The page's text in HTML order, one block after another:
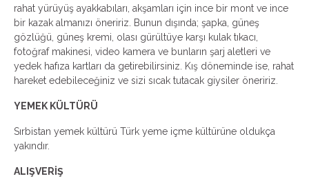
rahat yürüyüş ayakkabıları, akşamları için ince bir mont ve ince
bir kazak almanızı öneririz. Bunun dışında; şapka, güneş
gözlüğü, güneş kremi, olası gürültüye karşı kulak tıkacı,
fotoğraf makinesi, video kamera ve bunların şarj aletleri ve
yedek hafıza kartları da getirebilirsiniz. Kış döneminde ise, rahat
hareket edebileceğiniz ve sizi sıcak tutacak giysiler öneririz.
YEMEK KÜLTÜRÜ
Sırbistan yemek kültürü Türk yeme içme kültürüne oldukça
yakındır.
ALIŞVERİŞ